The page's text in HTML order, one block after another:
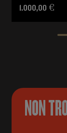
1.000,00 €
NON